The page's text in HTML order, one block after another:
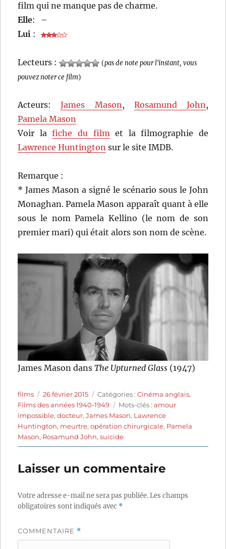
film qui ne manque pas de charme.
Elle:
–
Lui :
Lecteurs : (pas de note pour l'instant, vous
pouvez noter ce film)
Acteurs:James Mason, Rosamund John,
Pamela Mason
Voir lafiche du filmet la filmographie de
Lawrence Huntington sur le site IMDB.
Remarque :
* James Mason a signé le scénario sous le John
Monaghan. Pamela Mason apparaît quant à elle
sous le nom Pamela Kellino (le nom de son
premier mari) qui était alors son nom de scène.
James Mason dansThe Upturned Glass (1947)
Auteur
films
Publié
le
26 février 2015 Catégories
Catégories :Cinéma anglais,
Films des années 1940-1949
Étiquettes
Mots-clés :amour
impossible,docteur,James Mason, Lawrence
Huntington, meurtre,opération chirurgicale, Pamela
Mason, Rosamund John,suicide
Laisser un commentaire
Votre adresse e-mail ne sera pas publiée.Les champs
obligatoires sont indiqués avec *
COMMENTAIRE *